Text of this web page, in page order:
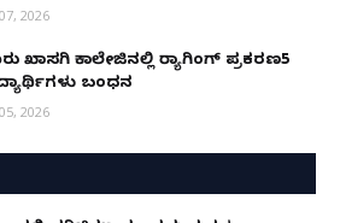
2026
ಖಾಸಗಿ ಕಾಲೇಜಿನಲ್ಲಿ ರ‌್ಯಾಗಿಂಗ್ ಪ್ರಕರಣ5
ಬಂಧನ
2026